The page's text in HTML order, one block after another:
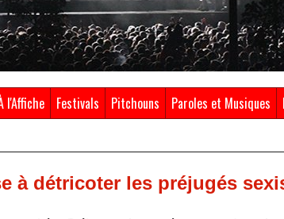
l'Affiche Festivals Pitchouns Paroles et Musiques
à détricoter les préjugés